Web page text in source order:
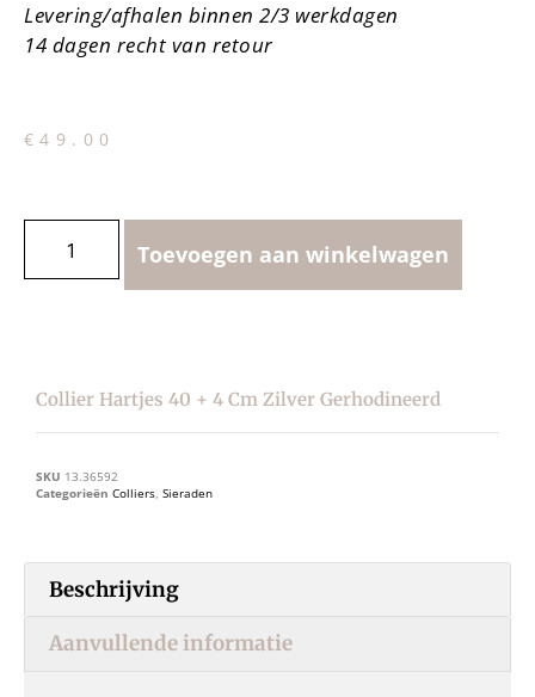
Levering/afhalen binnen 2/3 werkdagen
14 dagen recht van retour
€49.00
Toevoegen aan winkelwagen
Collier Hartjes 40 + 4 Cm Zilver Gerhodineerd
SKU 13.36592
Categorieën Colliers, Sieraden
Beschrijving
Aanvullende informatie